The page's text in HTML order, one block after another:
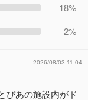
18%
2%
2026/08/03 11:04
ぴあの施設内がド